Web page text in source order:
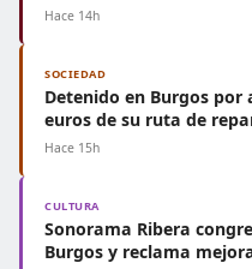
Hace 14h
SOCIEDAD
Detenido en Burgos por
euros de su ruta de
Hace 15h
CULTURA
Sonorama Ribera
Burgos y reclama